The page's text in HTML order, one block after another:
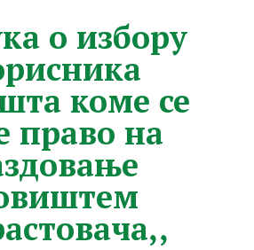
о избору
коме се
право на